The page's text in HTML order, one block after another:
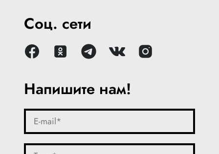
Напишите нам!
Соц. сети